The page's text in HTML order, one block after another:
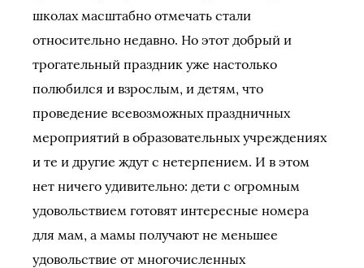
школах масштабно отмечать стали
относительно недавно. Но этот добрый и
трогательный праздник уже настолько
полюбился и взрослым, и детям, что
проведение всевозможных праздничных
мероприятий в образовательных учреждениях
и те и другие ждут с нетерпением. И в этом
нет ничего удивительно: дети с огромным
удовольствием готовят интересные номера
для мам, а мамы получают не меньшее
удовольствие от многочисленных